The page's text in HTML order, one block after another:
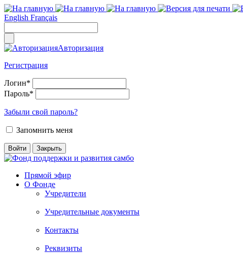
English Français
Авторизация
Регистрация
Логин*
Пароль*
Забыли свой пароль?
Запомнить меня
Прямой эфир
О Фонде
Учредители
Учредительные документы
Контакты
Реквизиты